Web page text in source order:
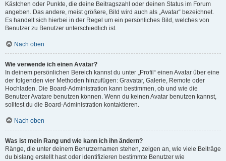
Kästchen oder Punkte, die deine Beitragszahl oder deinen Status im Forum
angeben. Das andere, meist größere, Bild wird auch als „Avatar“ bezeichnet.
Es handelt sich hierbei in der Regel um ein persönliches Bild, welches von
Benutzer zu Benutzer unterschiedlich ist.
Nach oben
Wie verwende ich einen Avatar?
In deinem persönlichen Bereich kannst du unter „Profil“ einen Avatar über eine
der folgenden vier Methoden hinzufügen: Gravatar, Galerie, Remote oder
Hochladen. Die Board-Administration kann bestimmen, ob und wie die
Benutzer Avatare benutzen können. Wenn du keinen Avatar benutzen kannst,
solltest du die Board-Administration kontaktieren.
Nach oben
Was ist mein Rang und wie kann ich ihn ändern?
Ränge, die unter deinem Benutzernamen stehen, zeigen an, wie viele Beiträge
du bislang erstellt hast oder identifizieren bestimmte Benutzer wie